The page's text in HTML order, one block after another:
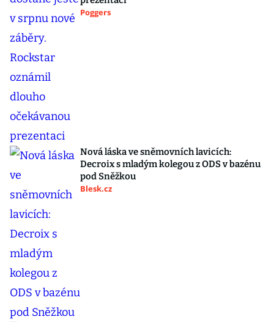
Poggers
Nová láska ve sněmovních lavicích:
Decroix s mladým kolegou z ODS v bazénu
pod Sněžkou
Blesk.cz